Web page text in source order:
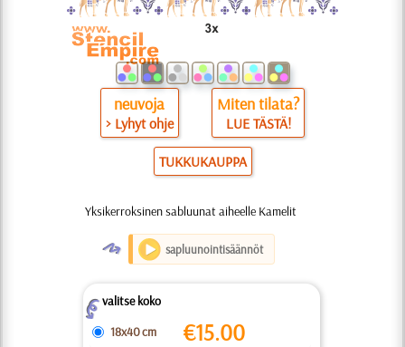
neuvoja
> Lyhyt ohje
Miten tilata?
LUE TÄSTÄ!
TUKKUKAUPPA
Yksikerroksinen sabluunat aiheelle Kamelit
O sapluunointisäännöt
Zvalitse koko
18x40 cm
€15.00